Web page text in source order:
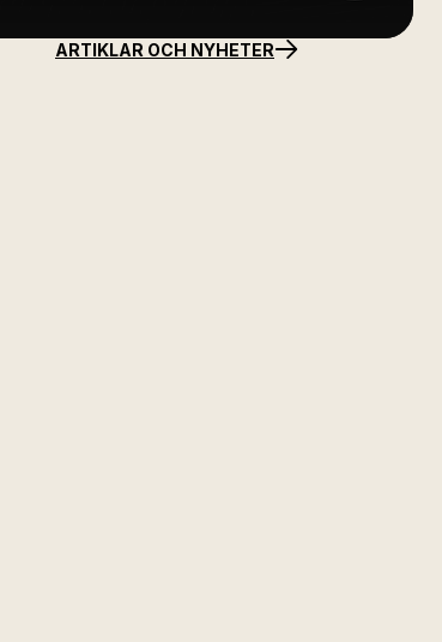
ARTIKLAR OCH NYHETER